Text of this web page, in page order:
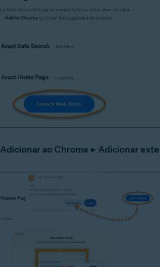
Adicionar ao Chrome ▸ Adicionar